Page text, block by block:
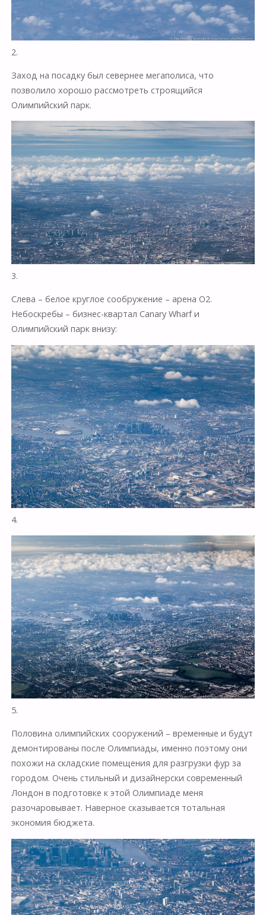
2.
Заход на посадку был севернее мегаполиса, что
позволило хорошо рассмотреть строящийся
Олимпийский парк.
3.
Слева – белое круглое сообружение – арена O2.
Небоскребы – бизнес-квартал Canary Wharf и
Олимпийский парк внизу:
4.
5.
Половина олимпийских сооружений – временные и будут
демонтированы после Олимпиады, именно поэтому они
похожи на складские помещения для разгрузки фур за
городом. Очень стильный и дизайнерски современный
Лондон в подготовке к этой Олимпиаде меня
разочаровывает. Наверное сказывается тотальная
экономия бюджета.